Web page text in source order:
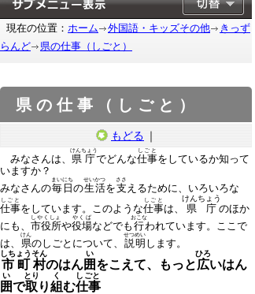
現在の位置： ホーム 外国語・キッズその他
きっず
らんど
県の仕事 （しごと）
県の仕事 （しごと）
もどる ｜
みなさんは、 県庁
けんちょう
でどんな仕事
しごと
をしているか知って
いますか？
みなさんの毎日
まいにち
の生活
せいかつ
を支
ささ
えるために、いろいろな
仕事
しごと
をしています。このような仕事
しごと
は、 県庁
けんちょう
のほか
にも、 市役所
しやくしょ
や役場
やくば
などでも 行
おこな
われています。ここで
は、
県
けん
のしごとについて、 説明
せつめい
します。
市町村
しちょうそん
のはん囲
い
をこえて、もっと広
ひろ
いはん
囲
い
で取
とり
り組
く
む仕事
しごと